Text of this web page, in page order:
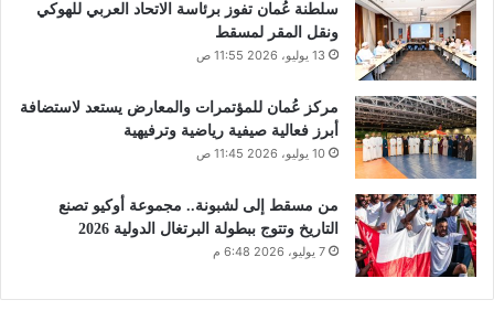
سلطنة عُمان تفوز برئاسة الاتحاد العربي للهوكي
ونقل المقر لمسقط
13 يوليو، 2026 11:55 ص
مركز عُمان للمؤتمرات والمعارض يستعد لاستضافة
أبرز فعالية صيفية رياضية وترفيهية
10 يوليو، 2026 11:45 ص
من مسقط إلى لشبونة.. مجموعة أوكيو تصنع
التاريخ وتتوج ببطولة البرتغال الدولية 2026
7 يوليو، 2026 6:48 م